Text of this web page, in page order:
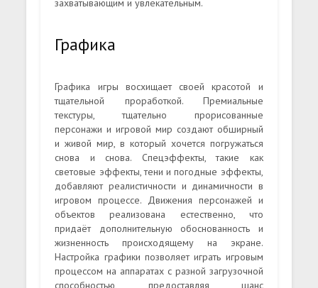
захватывающим и увлекательным.
Графика
Графика игры восхищает своей красотой и
тщательной проработкой. Премиальные
текстуры, тщательно прорисованные
персонажи и игровой мир создают обширный
и живой мир, в который хочется погружаться
снова и снова. Спецэффекты, такие как
световые эффекты, тени и погодные эффекты,
добавляют реалистичности и динамичности в
игровом процессе. Движения персонажей и
объектов реализована естественно, что
придаёт дополнительную обоснованность и
жизненность происходящему на экране.
Настройка графики позволяет играть игровым
процессом на аппаратах с разной загрузочной
способностью, предоставляя шанс